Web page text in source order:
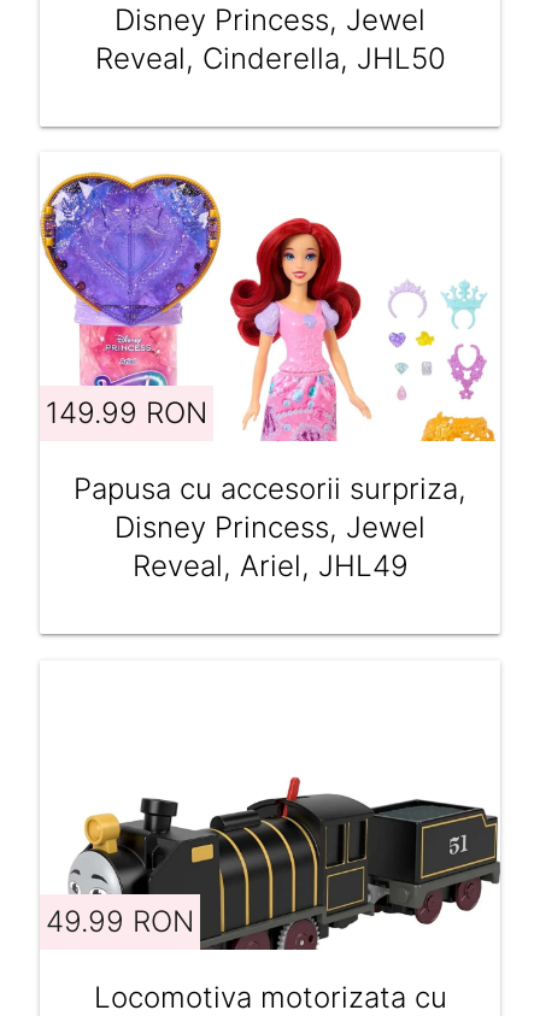
Disney Princess, Jewel
Reveal, Cinderella, JHL50
149.99 RON
Papusa cu accesorii surpriza,
Disney Princess, Jewel
Reveal, Ariel, JHL49
49.99 RON
Locomotiva motorizata cu